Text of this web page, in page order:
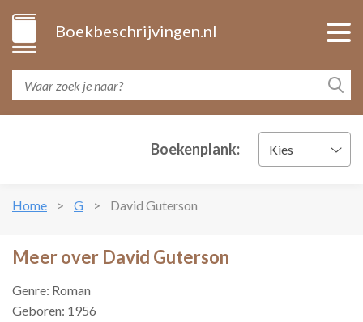
Boekbeschrijvingen.nl
Boekenplank: Kies
Home G David Guterson
Meer over David Guterson
Genre: Roman
Geboren: 1956